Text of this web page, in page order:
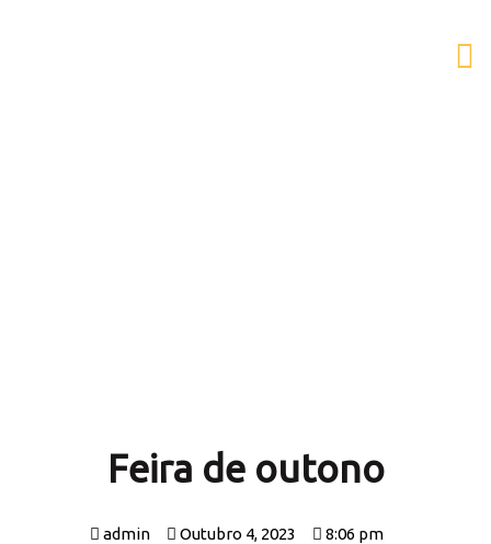
Feira de outono
admin Outubro 4, 2023 8:06 pm